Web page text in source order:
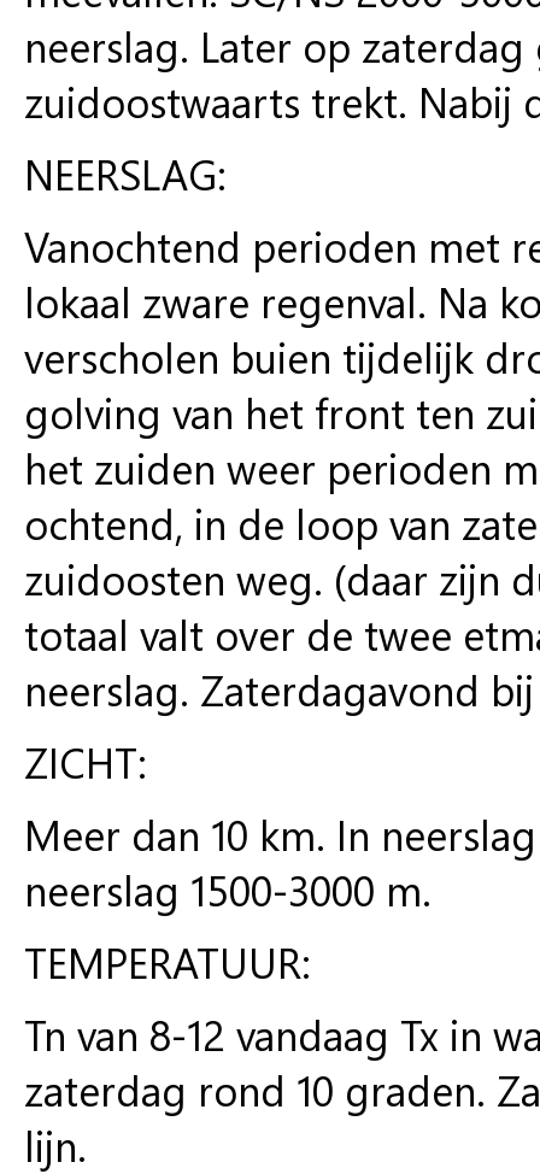
neerslag. Later op
zuidoostwaarts trekt. Nabij
NEERSLAG:
Vanochtend perioden met
lokaal zware regenval. Na
verscholen buien tijdelijk
golving van het front ten
het zuiden weer perioden
ochtend, in de loop van
zuidoosten weg. (daar zijn
totaal valt over de twee
neerslag. Zaterdagavond
ZICHT:
Meer dan 10 km. In
neerslag 1500-3000 m.
TEMPERATUUR:
Tn van 8-12 vandaag Tx in
zaterdag rond 10 graden.
lijn.